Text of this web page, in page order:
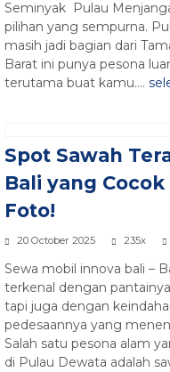
Seminyak Pulau
pilihan yang sempurna.
masih jadi bagian dari
Barat ini punya pesona
terutama buat kamu....
Spot Sawah
Bali yang Cocok
Foto!
20 October 2025 235x
Sewa mobil innova bali –
terkenal dengan
tapi juga dengan
pedesaannya yang
Salah satu pesona alam
di Pulau Dewata adalah